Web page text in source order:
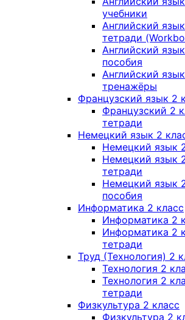
учебники
Английский
тетради
Английский
пособия
Английский
тренажёры
Французский язык 2
Французский 2
тетради
Немецкий язык 2
Немецкий язык
Немецкий язык
тетради
Немецкий язык
пособия
Информатика 2 класс
Информатика 2
Информатика 2
тетради
Труд (Технология) 2
Технология 2
Технология 2
тетради
Физкультура 2 класс
Физкультура 2